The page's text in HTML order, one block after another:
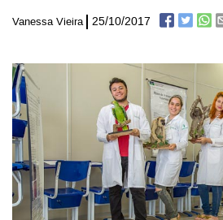
Vanessa Vieira 25/10/2017